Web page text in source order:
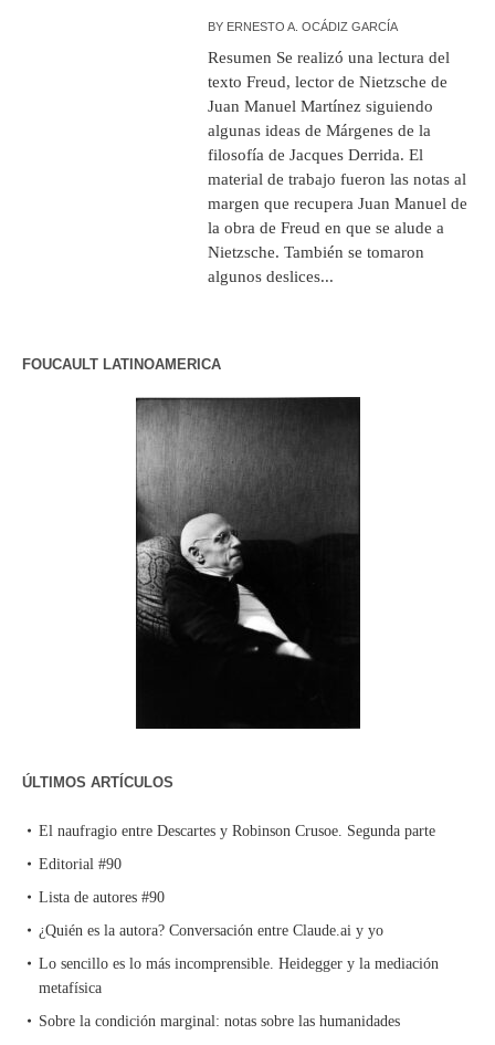
BY ERNESTO A. OCÁDIZ GARCÍA
Resumen Se realizó una lectura del
texto Freud, lector de Nietzsche de
Juan Manuel Martínez siguiendo
algunas ideas de Márgenes de la
filosofía de Jacques Derrida. El
material de trabajo fueron las notas al
margen que recupera Juan Manuel de
la obra de Freud en que se alude a
Nietzsche. También se tomaron
algunos deslices...
FOUCAULT LATINOAMERICA
ÚLTIMOS ARTÍCULOS
El naufragio entre Descartes y Robinson Crusoe. Segunda parte
Editorial #90
Lista de autores #90
¿Quién es la autora? Conversación entre Claude.ai y yo
Lo sencillo es lo más incomprensible. Heidegger y la mediación
metafísica
Sobre la condición marginal: notas sobre las humanidades